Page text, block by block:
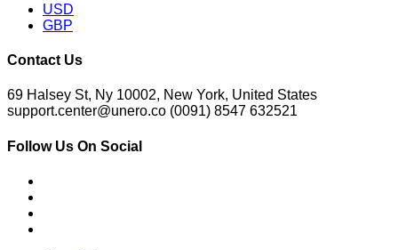
USD
GBP
Contact Us
69 Halsey St, Ny 10002, New York, United States
support.center@unero.co (0091) 8547 632521
Follow Us On Social